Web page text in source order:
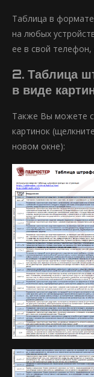
Таблица в
на любых
ее в свой
2. Таблица
в виде
Также Вы можете
картинок
новом окне):